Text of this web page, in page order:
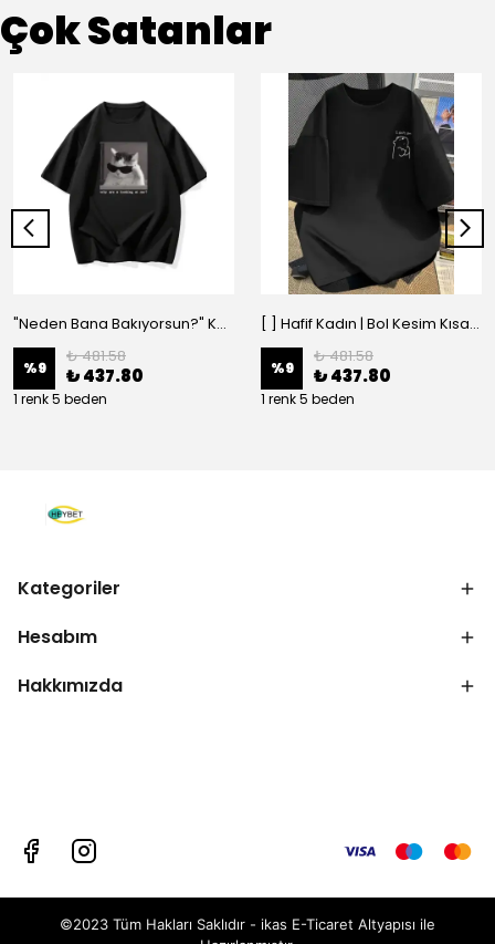
Çok Satanlar
"Neden Bana Bakıyorsun?" Komik Kedi Grafik Tişört - Dijital Baskılı Siyah Bol - Siyah
%9
₺ 481.58
₺ 437.80
1 renk 5 beden
[ ] Hafif Kadın | Bol Kesim Kısa Kollu Yuvarlak Yaka Eğlenceli Karikatür Ayı ve - Siyah
%9
₺ 481.58
₺ 437.80
1 renk 5 beden
Kategoriler
Hesabım
Hakkımızda
©2023 Tüm Hakları Saklıdır - ikas E-Ticaret Altyapısı ile